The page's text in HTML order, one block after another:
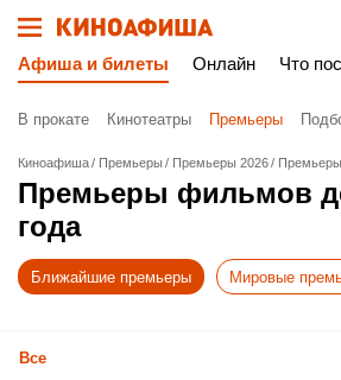
Афиша и билеты Онлайн Что
В прокате Кинотеатры Премьеры
Киноафиша Премьеры Премьеры 2026
Премьеры фильмов
года
Ближайшие премьеры Мировые
Все